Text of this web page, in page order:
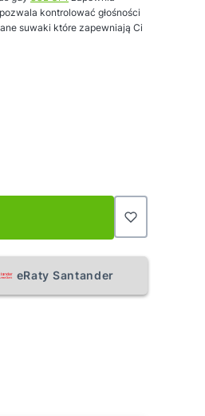
pozwala kontrolować głośności
suwaki które zapewniają Ci
eRaty Santander